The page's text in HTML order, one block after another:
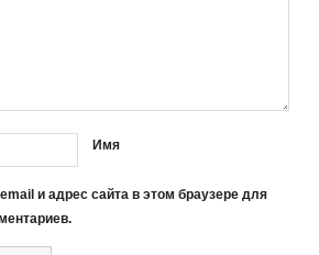
Имя
и адрес сайта в этом браузере для